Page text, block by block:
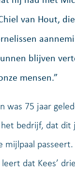
van Hout,
blijven
mensen.”
was 75 jaar
bedrijf, dat dit
mijlpaal
dat Kees’